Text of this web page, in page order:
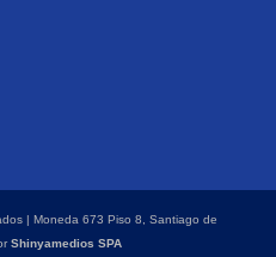
| Moneda 673 Piso 8, Santiago de
Shinyamedios SPA